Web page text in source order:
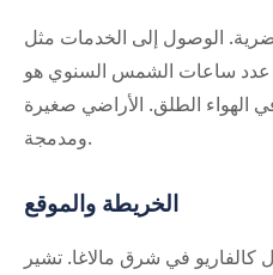
الوصول إلى الخدمات مثل
عدد ساعات الشمس السنوي هو
في الهواء الطلق. الأراضي صغيرة
ومدمجة.
الخريطة والموقع
في شرق مالاغا. تشير